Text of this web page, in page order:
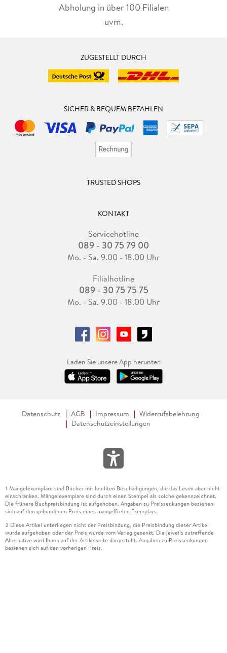
Abholung in über 100 Filialen
uvm.
ZUGESTELLT DURCH
SICHER & BEQUEM BEZAHLEN
TRUSTED SHOPS
KONTAKT
Servicehotline
089 - 30 75 79 00
Mo. - Sa. 9.00 - 18.00 Uhr
Filialhotline
089 - 30 75 75 75
Mo. - Sa. 9.00 - 18.00 Uhr
Laden Sie unsere App herunter.
Datenschutz AGB Impressum
Widerrufsbelehrung
Datenschutzeinstellungen
1 Mängelexemplare sind Bücher mit leichten Beschädigungen, die das Lesen aber nicht
einschränken. Mängelexemplare sind durch einen Stempel als solche gekennzeichnet.
Die frühere Buchpreisbindung ist aufgehoben. Angaben zu Preissenkungen beziehen
sich auf den gebundenen Preis eines mangelfreien Exemplars.
2 Diese Artikel unterliegen nicht der Preisbindung, die Preisbindung dieser Artikel
wurde aufgehoben oder der Preis wurde vom Verlag gesenkt. Die jeweils zutreffende
Alternative wird Ihnen auf der Artikelseite dargestellt. Angaben zu Preissenkungen
beziehen sich auf den vorherigen Preis.